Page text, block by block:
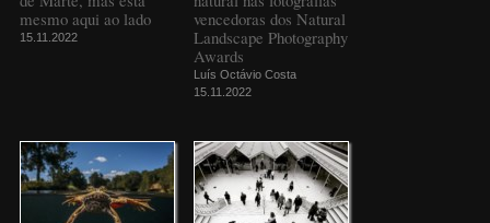
mesmo aqui ao lado
15.11.2022
vencedoras dos Natural
Landscape Photography
Awards
Luís Octávio Costa
15.11.2022